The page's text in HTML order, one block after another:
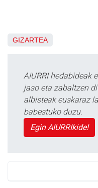
GIZARTEA
AIURRI hedabideak
jaso eta zabaltzen
albisteak euskaraz
babestuko duzu.
Egin AIURRIkide!